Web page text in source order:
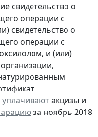
свидетельство о
операции с
свидетельство о
операции с
и (или)
уплачиваютакцизы и
за ноябрь 2018